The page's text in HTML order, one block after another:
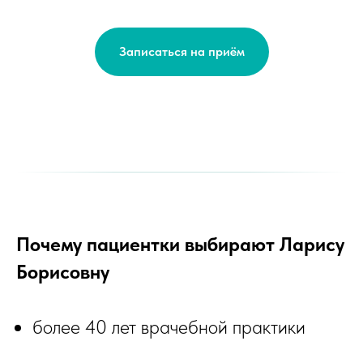
Записаться на приём
Почему пациентки выбирают Ларису
Борисовну
более 40 лет врачебной практики